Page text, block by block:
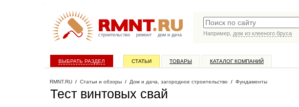
строительство ремонт дом и дача
Например, дом из клееного бруса
ВЫБРАТЬ РАЗДЕЛ СТАТЬИ ТОВАРЫ КАТАЛОГ КОМПАНИЙ
RMNT.RU / Статьи и обзоры / Дом и дача, загородное строительство / Фундаменты
Тест винтовых свай